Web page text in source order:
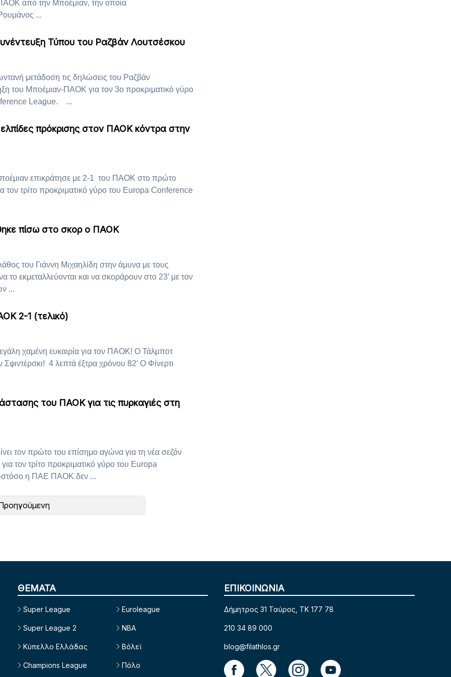
από την Μποέμιαν, την οποία
...
Τύπου του Ραζβάν Λουτσέσκου
μετάδοση τις δηλώσεις του Ραζβάν
του Μποέμιαν-ΠΑΟΚ για τον 3ο προκριματικό γύρο
League. ...
πρόκρισης στον ΠΑΟΚ κόντρα στην
επικράτησε με 2-1 του ΠΑΟΚ στο πρώτο
τον τρίτο προκριματικό γύρο του Europa Conference
πίσω στο σκορ ο ΠΑΟΚ
του Γιάννη Μιχαηλίδη στην άμυνα με τους
το εκμεταλλεύονται και να σκοράρουν στο 23′ με τον
...
2-1 (τελικό)
χαμένη ευκαιρία για τον ΠΑΟΚ! Ο Τάλμποτ
Σφιντέρσκι! 4 λεπτά έξτρα χρόνου 82′ Ο Φίνερτι
του ΠΑΟΚ για τις πυρκαγιές στη
τον πρώτο του επίσημο αγώνα για τη νέα σεζόν
τον τρίτο προκριματικό γύρο του Europa
η ΠΑΕ ΠΑΟΚ δεν ...
ΘΕΜΑΤΑ
Super League
Super League 2
Κύπελλο Ελλάδας
Champions League
Euroleague
NBA
Βόλεϊ
Πόλο
ΕΠΙΚΟΙΝΩΝΙΑ
Δήμητρος 31 Ταύρος, TK 177 78
210 34 89 000
blog@filathlos.gr